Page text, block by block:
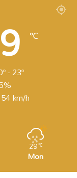
℃
- 23º
km/h
29℃
Mon